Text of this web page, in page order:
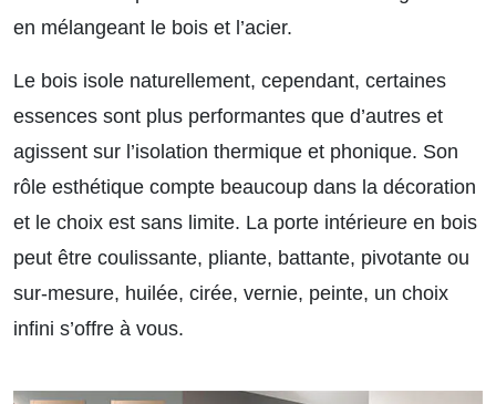
en mélangeant le bois et l’acier.
Le bois isole naturellement, cependant, certaines
essences sont plus performantes que d’autres et
agissent sur l’isolation thermique et phonique. Son
rôle esthétique compte beaucoup dans la décoration
et le choix est sans limite. La porte intérieure en bois
peut être coulissante, pliante, battante, pivotante ou
sur-mesure, huilée, cirée, vernie, peinte, un choix
infini s’offre à vous.